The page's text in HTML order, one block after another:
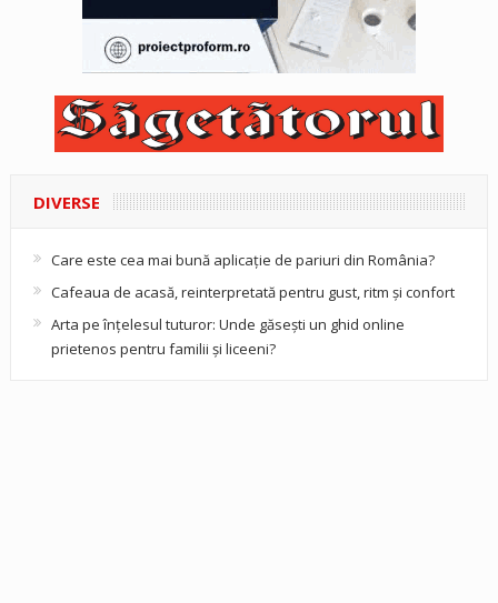
DIVERSE
Care este cea mai bună aplicație de pariuri din România?
Cafeaua de acasă, reinterpretată pentru gust, ritm și confort
Arta pe înțelesul tuturor: Unde găsești un ghid online
prietenos pentru familii și liceeni?